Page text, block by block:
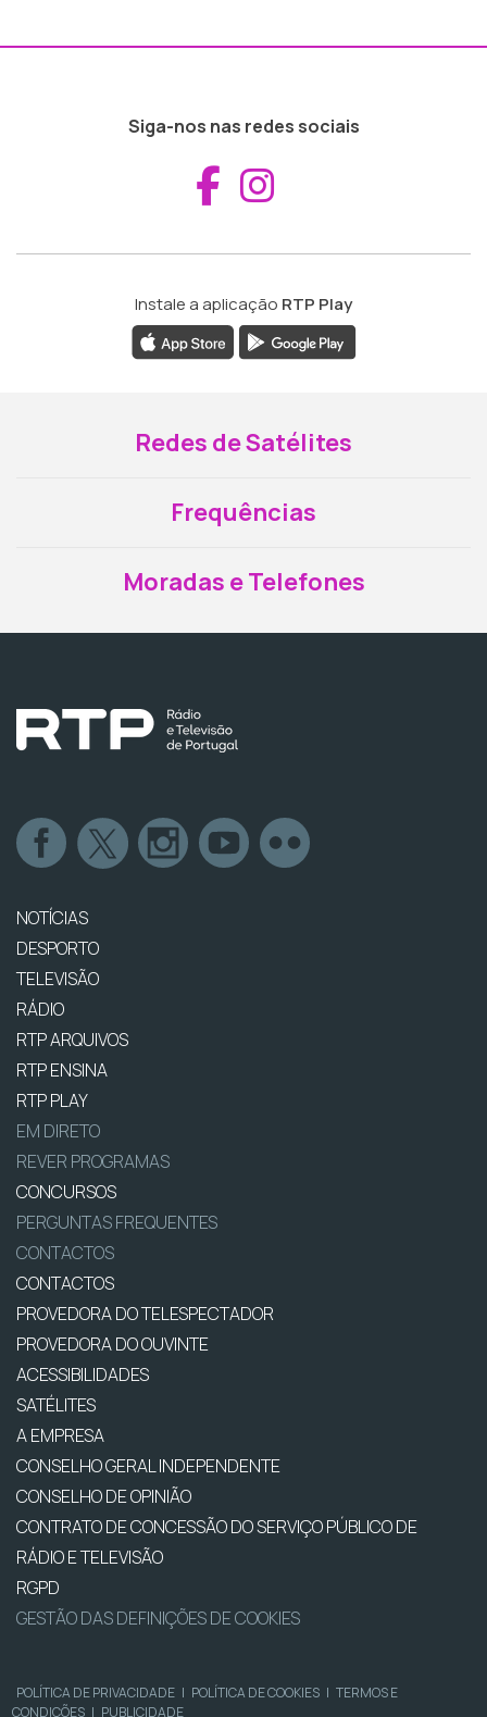
Siga-nos nas redes sociais
Aceder ao
Instale a aplicação RTP Play
Redes de Satélites
Frequências
Moradas e Telefones
NOTÍCIAS
DESPORTO
TELEVISÃO
RÁDIO
RTP ARQUIVOS
RTP ENSINA
RTP PLAY
EM DIRETO
REVER PROGRAMAS
CONCURSOS
PERGUNTAS FREQUENTES
CONTACTOS
CONTACTOS
PROVEDORA DO TELESPECTADOR
PROVEDORA DO OUVINTE
ACESSIBILIDADES
SATÉLITES
A EMPRESA
CONSELHO GERAL INDEPENDENTE
CONSELHO DE OPINIÃO
CONTRATO DE CONCESSÃO DO SERVIÇO PÚBLICO DE
RÁDIO E TELEVISÃO
RGPD
GESTÃO DAS DEFINIÇÕES DE COOKIES
POLÍTICA DE PRIVACIDADE | POLÍTICA DE COOKIES | TERMOS E
CONDIÇÕES | PUBLICIDADE